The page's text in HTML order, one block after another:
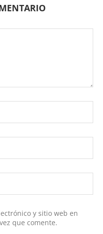
y sitio web en
que comente.